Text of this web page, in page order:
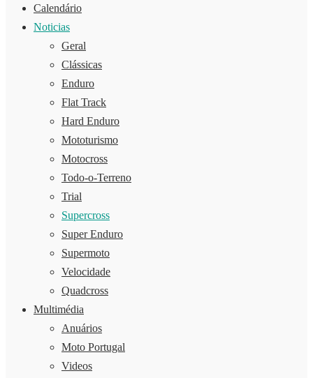
Calendário
Noticias
Geral
Clássicas
Enduro
Flat Track
Hard Enduro
Mototurismo
Motocross
Todo-o-Terreno
Trial
Supercross
Super Enduro
Supermoto
Velocidade
Quadcross
Multimédia
Anuários
Moto Portugal
Videos